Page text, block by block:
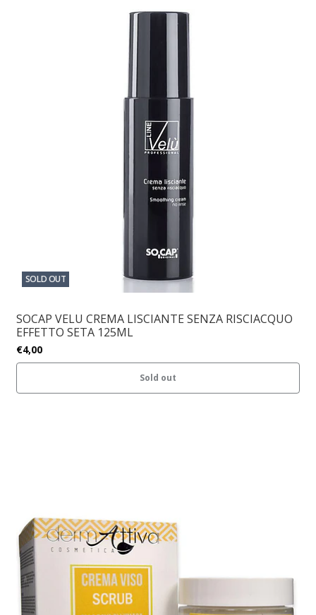
SOLD OUT
SOCAP VELU CREMA LISCIANTE SENZA RISCIACQUO
EFFETTO SETA 125ML
€4,00
Sold out